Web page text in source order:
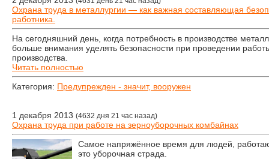
Охрана труда в металлургии — как важная составляющая
работника.
На сегодняшний день, когда потребность в производстве
больше внимания уделять безопасности при проведении
производства.
Читать полностью
Категория: Предупрежден - значит, вооружен
1 декабря 2013 (4632 дня 21 час назад)
Охрана труда при работе на зерноуборочных комбайнах
Самое напряжённое время для людей,
это уборочная страда.